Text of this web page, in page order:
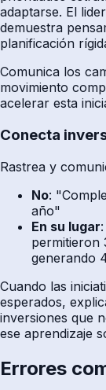
adaptarse. El
demuestra
planificación
Comunica los
movimiento
acelerar esta
Conecta
Rastrea y
No:
año"
En su lugar
permitieron
generando
Cuando las
esperados,
inversiones que
ese aprendizaje
Errores